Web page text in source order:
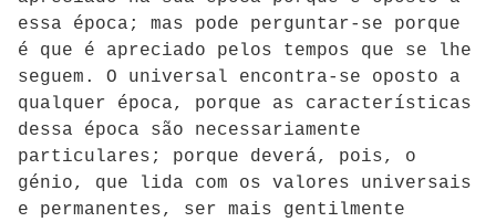
essa época; mas pode perguntar-se porque
é que é apreciado pelos tempos que se lhe
seguem. O universal encontra-se oposto a
qualquer época, porque as características
dessa época são necessariamente
particulares; porque deverá, pois, o
génio, que lida com os valores universais
e permanentes, ser mais gentilmente